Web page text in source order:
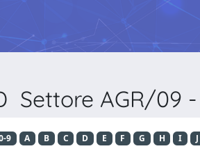
Settore AGR/09
9 A B C D E F G H I J